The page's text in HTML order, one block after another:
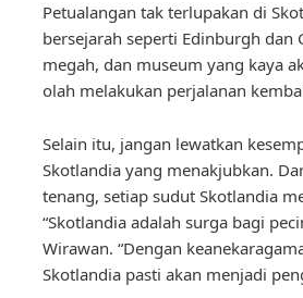
Petualangan tak terlupakan di
bersejarah seperti Edinburgh dan
megah, dan museum yang kaya
olah melakukan perjalanan
Selain itu, jangan lewatkan
Skotlandia yang menakjubkan.
tenang, setiap sudut Skotlandia
“Skotlandia adalah surga bagi
Wirawan. “Dengan
Skotlandia pasti akan menjadi